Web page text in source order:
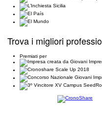
Trova i migliori
Premiati per